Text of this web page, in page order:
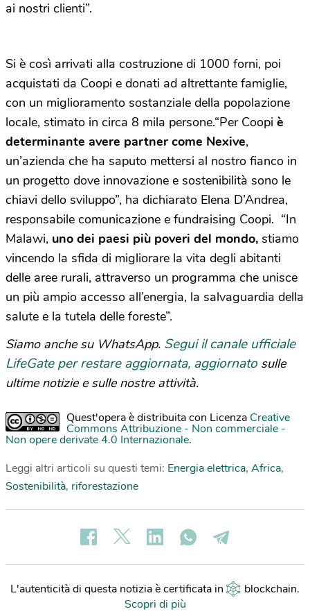
ai nostri clienti”.
Si è così arrivati alla costruzione di 1000 forni, poi
acquistati da Coopi e donati ad altrettante famiglie,
con un miglioramento sostanziale della popolazione
locale, stimato in circa 8 mila persone.“Per Coopi è
determinante avere partner come Nexive,
un’azienda che ha saputo mettersi al nostro fianco in
un progetto dove innovazione e sostenibilità sono le
chiavi dello sviluppo”, ha dichiarato Elena D’Andrea,
responsabile comunicazione e fundraising Coopi. “In
Malawi, uno dei paesi più poveri del mondo, stiamo
vincendo la sfida di migliorare la vita degli abitanti
delle aree rurali, attraverso un programma che unisce
un più ampio accesso all’energia, la salvaguardia della
salute e la tutela delle foreste”.
Siamo anche su WhatsApp. Segui il canale ufficiale
LifeGate per restare aggiornata, aggiornato sulle
ultime notizie e sulle nostre attività.
Quest'opera è distribuita con Licenza Creative
Commons Attribuzione - Non commerciale -
Non opere derivate 4.0 Internazionale.
Leggi altri articoli su questi temi: Energia elettrica, Africa,
Sostenibilità, riforestazione
L'autenticità di questa notizia è certificata in blockchain.
Scopri di più